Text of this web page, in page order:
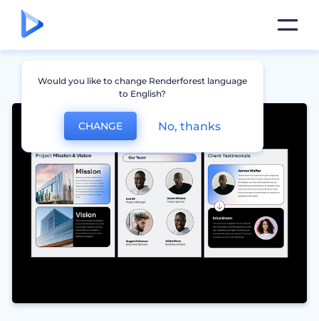
Would you like to change Renderforest language
to English?
CHANGE No, thanks